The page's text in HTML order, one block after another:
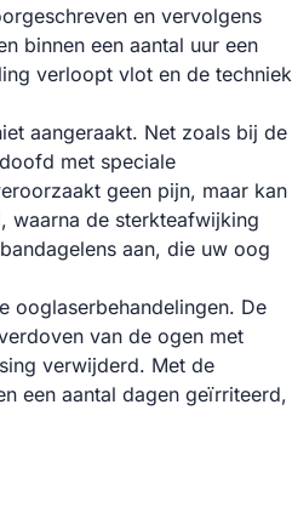
en vervolgens
binnen een aantal uur een
verloopt vlot en de techniek
aangeraakt. Net zoals bij de
met speciale
geen pijn, maar kan
waarna de sterkteafwijking
aan, die uw oog
ooglaserbehandelingen. De
van de ogen met
verwijderd. Met de
een aantal dagen geïrriteerd,